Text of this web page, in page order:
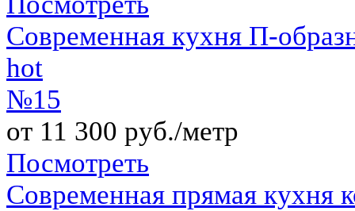
Современная кухня П-
hot
№15
от 11 300 руб./метр
Посмотреть
Современная прямая